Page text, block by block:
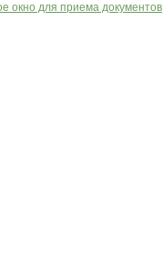
окно для приема документов